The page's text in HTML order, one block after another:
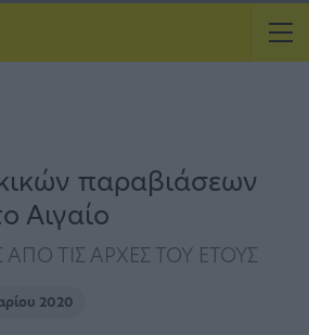
παραβιάσεων
Αιγαίο
ΑΠΟ ΤΙΣ ΑΡΧΕΣ ΤΟΥ ΕΤΟΥΣ
2020